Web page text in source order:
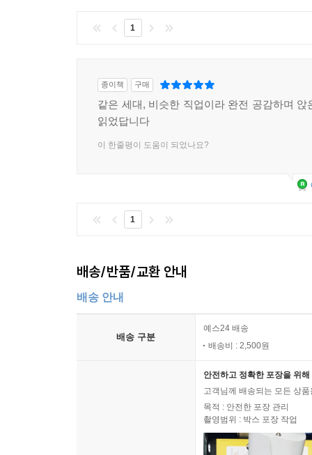
1
종이책 구매
같은 세대, 비슷한 직업이라 완전 공감하며 앉
읽었답니다
이 한줄평이 도움이 되었나요?
1
배송/반품/교환 안내
배송 안내
배송 구분
예스24 배송
배송비 : 2,500원
안전하고 정확한 포장을 위
고객님께 배송되는 모든 상
목적 : 안전한 포장 관리
촬영범위 : 박스 포장 작업